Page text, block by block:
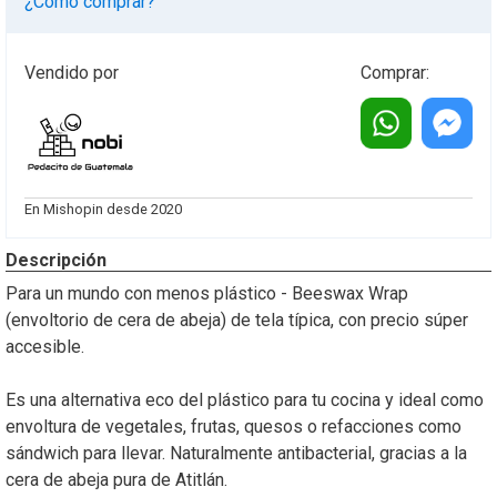
Vendido por Comprar:
este
whatsapp
este
En Mishopin desde 2020
Descripción
Para un mundo con menos plástico - Beeswax Wrap
(envoltorio de cera de abeja) de tela típica, con precio súper
accesible.
Es una alternativa eco del plástico para tu cocina y ideal como
envoltura de vegetales, frutas, quesos o refacciones como
sándwich para llevar. Naturalmente antibacterial, gracias a la
cera de abeja pura de Atitlán.